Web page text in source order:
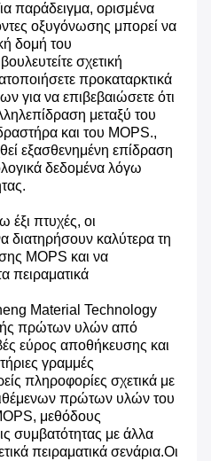
παράδειγμα, ορισμένα
οξυγόνωσης μπορεί να
δομή του
σχετική
προκαταρκτικά
για να επιβεβαιώσετε ότι
μεταξύ του
και του MOPS.,
εξασθενημένη επίδραση
δεδομένα λόγω
έξι πτυχές, οι
διατηρήσουν καλύτερα τη
MOPS και να
πειραματικά
Material Technology
πρώτων υλών από
εύρος αποθήκευσης και
γραμμές
πληροφορίες σχετικά με
πρώτων υλών του
μεθόδους
συμβατότητας με άλλα
πειραματικά σενάρια.Οι